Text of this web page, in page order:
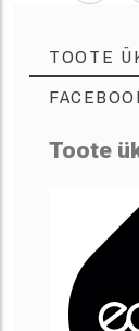
TOOTE
Toote